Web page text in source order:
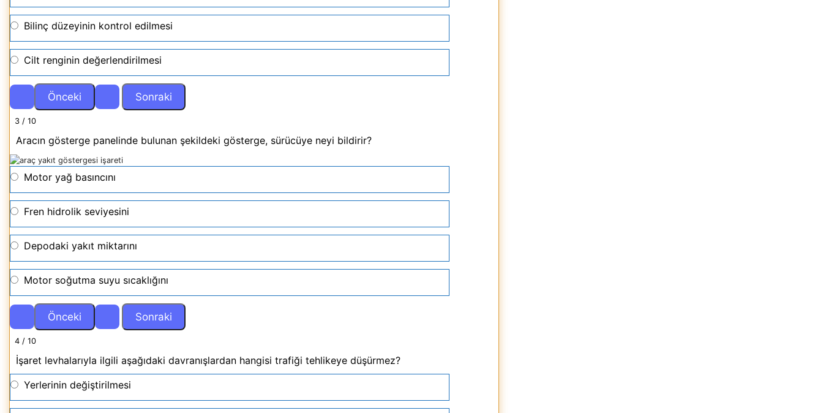
Bilinç düzeyinin kontrol edilmesi
Cilt renginin değerlendirilmesi
3 / 10
Aracın gösterge panelinde bulunan şekildeki gösterge, sürücüye neyi bildirir?
Motor yağ basıncını
Fren hidrolik seviyesini
Depodaki yakıt miktarını
Motor soğutma suyu sıcaklığını
4 / 10
İşaret levhalarıyla ilgili aşağıdaki davranışlardan hangisi trafiği tehlikeye düşürmez?
Yerlerinin değiştirilmesi